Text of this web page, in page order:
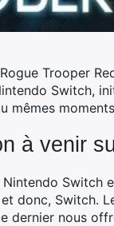
Trooper
Switch,
à venir
Switch
donc, Switch.
dernier nous